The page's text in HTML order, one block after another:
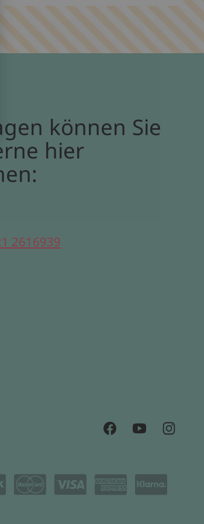
können Sie
hier
2616939